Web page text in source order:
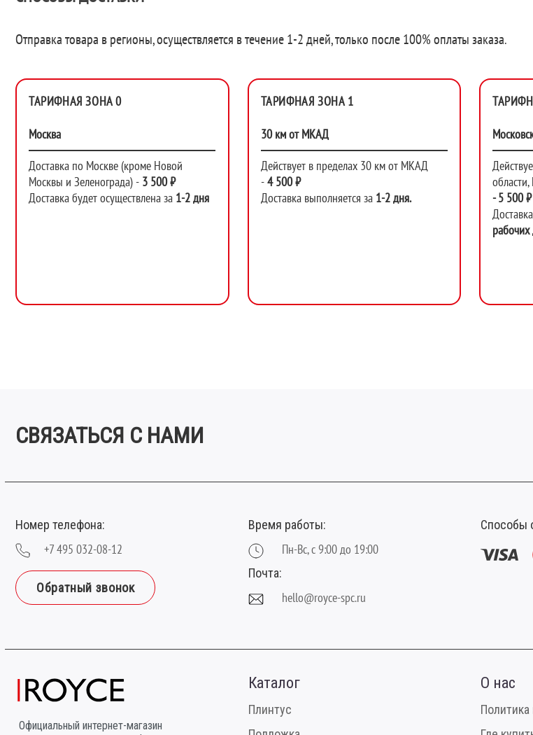
Отправка товара в регионы, осуществляется в течение 1-2 дней, только после 100% оплаты заказа.
ТАРИФНАЯ ЗОНА 0
Москва
Доставка по Москве (кроме Новой
Москвы и Зеленограда) - 3 500 ₽
Доставка будет осуществлена за 1-2 дня
ТАРИФНАЯ ЗОНА 1
30 км от МКАД
Действует в пределах 30 км от МКАД
- 4 500 ₽
Доставка выполняется за1-2 дня.
-5 500 ₽
рабочих
СВЯЗАТЬСЯ С НАМИ
Номер телефона:
+7 495 032-08-12
Обратный звонок
Время работы:
Пн-Вс, с 9:00 до 19:00
Почта:
hello@royce-spc.ru
Способы
Официальный интернет-магазин
Каталог
Плинтус
О нас